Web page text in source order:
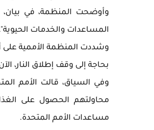
وأوضحت المنظمة، في
المساعدات والخدمات الحيوية"، وأضافت: "في
وشددت المنظمة الأممية على
بحاجة إلى وقف إطلاق النار،
محاولتهم الحصول على
مساعدات الأمم المتحدة.